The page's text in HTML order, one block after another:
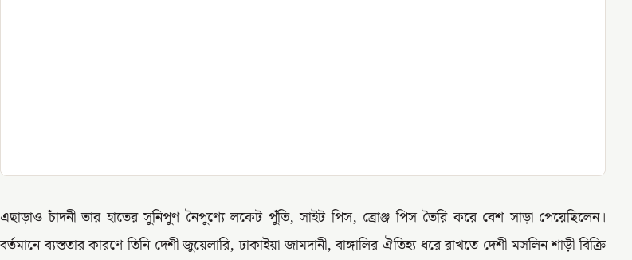
এছাড়াও চাঁদনী তার হাতের সুনিপুণ নৈপুণ্যে লকেট পুঁতি, সাইট পিস, ব্রোঞ্জ পিস তৈরি করে বেশ সাড়া পেয়েছিলেন।
বর্তমানে ব্যস্ততার কারণে তিনি দেশী জুয়েলারি, ঢাকাইয়া জামদানী, বাঙ্গালির ঐতিহ্য ধরে রাখতে দেশী মসলিন শাড়ী বিক্রি